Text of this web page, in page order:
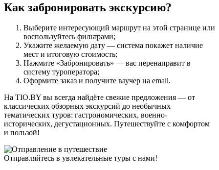
Как забронировать экскурсию?
Выберите интересующий маршрут на этой странице или
воспользуйтесь фильтрами;
Укажите желаемую дату — система покажет наличие
мест и итоговую стоимость;
Нажмите «Забронировать» — вас перенаправит в
систему туроператора;
Оформите заказ и получите ваучер на email.
На TIO.BY вы всегда найдёте свежие предложения — от
классических обзорных экскурсий до необычных
тематических туров: гастрономических, военно-
исторических, дегустационных. Путешествуйте с комфортом
и пользой!
Отправляйтесь в увлекательные туры с нами!